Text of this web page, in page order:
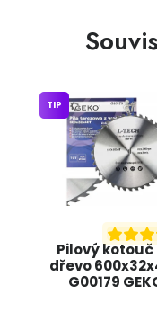
Pilový kotouč
dřevo
G00179
TIP